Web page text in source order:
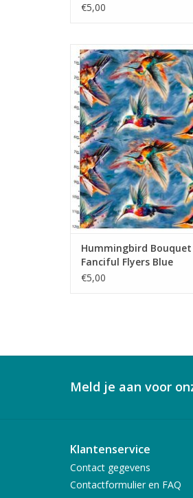
€5,00
kolibries
TOEVOEGEN AAN
Hummingbird
Fanciful Flyers Blue
€5,00
Meld je aan voor
Klantenservice
Contact gegevens
Contactformulier en FAQ